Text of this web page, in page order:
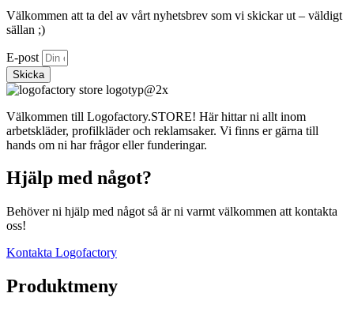
Välkommen att ta del av vårt nyhetsbrev som vi skickar ut – väldigt
sällan ;)
E-post
Skicka
Välkommen till Logofactory.STORE! Här hittar ni allt inom
arbetskläder, profilkläder och reklamsaker. Vi finns er gärna till
hands om ni har frågor eller funderingar.
Hjälp med något?
Behöver ni hjälp med något så är ni varmt välkommen att kontakta
oss!
Kontakta Logofactory
Produktmeny